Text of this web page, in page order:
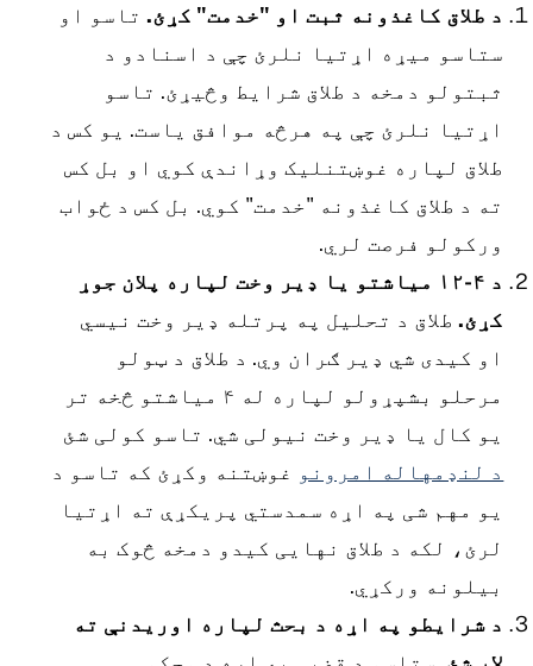
د طلاق کاغذونه ثبت او "خدمت" کړئ.تاسو او
ستاسو میړه اړتیا نلرئ چې د اسنادو د
ثبتولو دمخه د طلاق شرایط وڅیړئ. تاسو
اړتیا نلرئ چې په هرڅه موافق یاست. یو کس د
طلاق لپاره غوښتنلیک وړاندې کوي او بل کس
ته د طلاق کاغذونه "خدمت" کوي. بل کس د ځواب
ورکولو فرصت لري.
د ۴-۱۲ میاشتو یا ډیر وخت لپاره پلان جوړ
کړئ.طلاق د تحلیل په پرتله ډیر وخت نیسي
او کیدی شي ډیر ګران وي. د طلاق د ټولو
مرحلو بشپړولو لپاره له ۴ میاشتو څخه تر
یو کال یا ډیر وخت نیولی شي. تاسو کولی شئ
د لنډمهاله امرونو غوښتنه وکړئ که تاسو د
یو مهم شی په اړه سمدستي پریکړې ته اړتیا
لرئ، لکه د طلاق نهایی کیدو دمخه څوک به
بیلونه ورکړي.
د شرایطو په اړه د بحث لپاره اوریدنې ته